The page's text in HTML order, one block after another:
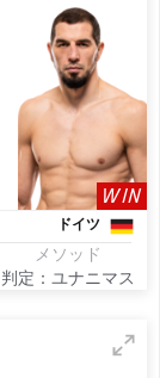
WIN
ドイツ
メソッド
判定：ユナニマス